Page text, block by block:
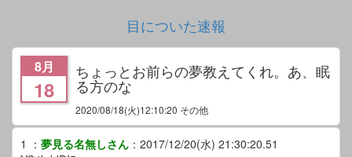
目についた速報
8月
18
ちょっとお前らの夢教えてくれ。あ、眠
る方のな
2020/08/18(火)12:10:20 その他
1 ： 夢見る名無しさん ： 2017/12/20(水) 21:30:20.51